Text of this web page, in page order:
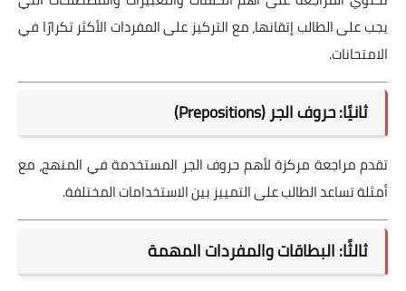
يجب على الطالب إتقانها، مع التركيز على المفردات الأكثر تكرارًا في
الامتحانات.
ثانيًا: حروف الجر (Prepositions)
تقدم مراجعة مركزة لأهم حروف الجر المستخدمة في المنهج، مع
أمثلة تساعد الطالب على التمييز بين الاستخدامات المختلفة.
ثالثًا: البطاقات والمفردات المهمة